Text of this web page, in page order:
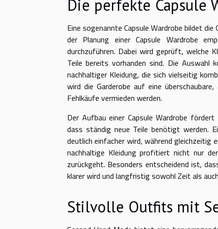
Die perfekte Capsule
Eine sogenannte Capsule Wardrobe bildet
der Planung einer Capsule Wardrobe
durchzuführen. Dabei wird geprüft, welche
Teile bereits vorhanden sind. Die
nachhaltiger Kleidung, die sich vielseitig
wird die Garderobe auf eine
Fehlkäufe vermieden werden.
Der Aufbau einer Capsule Wardrobe
dass ständig neue Teile benötigt werden.
deutlich einfacher wird, während gleichzeitig
nachhaltige Kleidung profitiert nicht nur
zurückgeht. Besonders entscheidend ist,
klarer wird und langfristig sowohl Zeit als
Stilvolle Outfits mit